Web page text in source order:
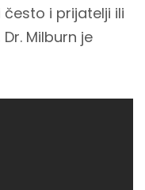
često i prijatelji ili
Milburn je